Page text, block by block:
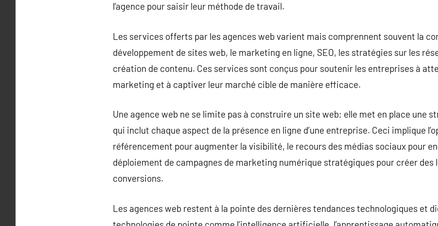
l’agence pour saisir leur méthode de travail.
Les services offerts par les agences web varient mais comprennent souvent la
développement de sites web, le marketing en ligne, SEO, les stratégies sur les
création de contenu. Ces services sont conçus pour soutenir les entreprises à
marketing et à captiver leur marché cible de manière efficace.
Une agence web ne se limite pas à construire un site web; elle met en place une
qui inclut chaque aspect de la présence en ligne d’une entreprise. Ceci implique
référencement pour augmenter la visibilité, le recours des médias sociaux pour
déploiement de campagnes de marketing numérique stratégiques pour créer des
conversions.
Les agences web restent à la pointe des dernières tendances technologiques et